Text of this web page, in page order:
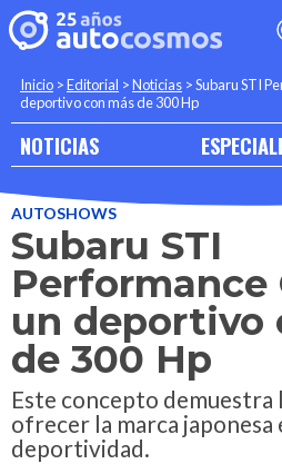
Inicio >Editorial >Noticias >Subaru STI
deportivo con más de 300 Hp
NOTICIAS
AUTOSHOWS
Subaru STI
Performance
un deportivo
de 300 Hp
Este concepto demuestra
ofrecer la marca
deportividad.